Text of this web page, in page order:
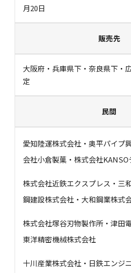
月20日
販売先
大阪府・兵庫県下・奈良県下
定
民間
愛知陸運株式会社・奥平パイプ
会社小倉製菓・株式会社KANSO
株式会社近鉄エクスプレス・三
鋼建設株式会社・大和鋼業株式
株式会社塚谷刃物製作所・津田
東洋精密機械株式会社
十川産業株式会社・日鉄エンジ